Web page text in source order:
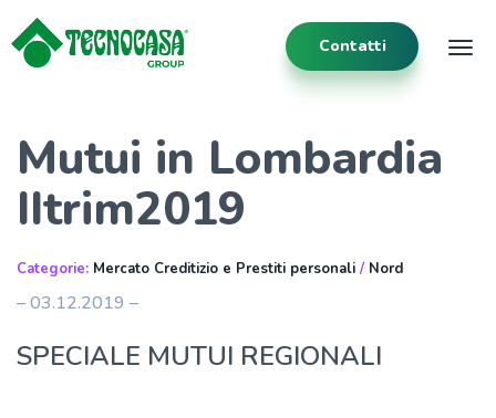
Contatti
Mutui in Lombardia
IItrim2019
Categorie: Mercato Creditizio e Prestiti personali / Nord
– 03.12.2019 –
SPECIALE MUTUI REGIONALI